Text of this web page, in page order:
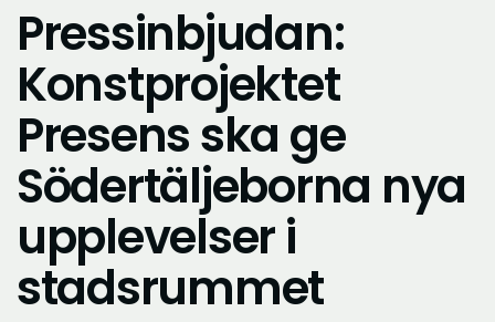
Pressinbjudan:
Konstprojektet
Presens ska ge
Södertäljeborna nya
upplevelser i
stadsrummet